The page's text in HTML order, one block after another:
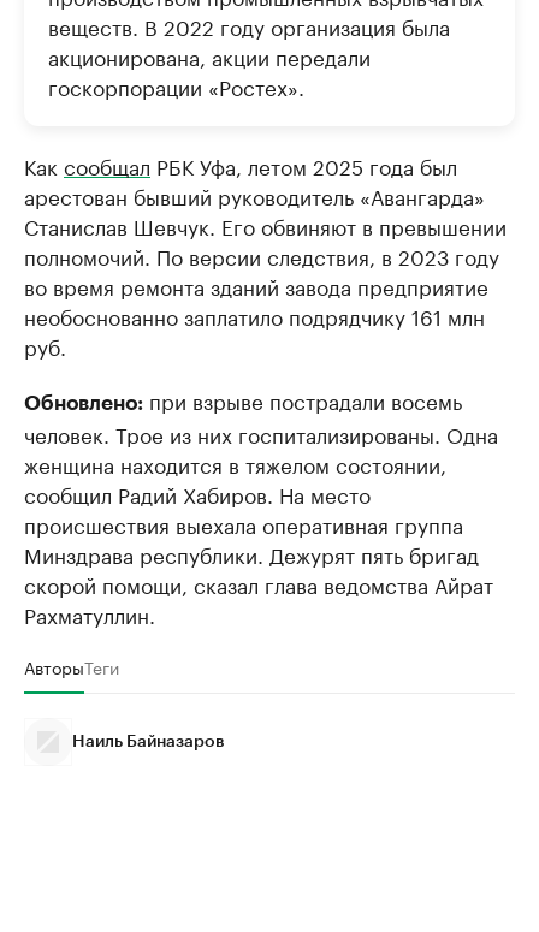
веществ. В 2022 году организация была
акционирована, акции передали
госкорпорации «Ростех».
Как сообщал РБК Уфа, летом 2025 года был
арестован бывший руководитель «Авангарда»
Станислав Шевчук. Его обвиняют в превышении
полномочий. По версии следствия, в 2023 году
во время ремонта зданий завода предприятие
необоснованно заплатило подрядчику 161 млн
руб.
Обновлено: при взрыве пострадали восемь
человек. Трое из них госпитализированы. Одна
женщина находится в тяжелом состоянии,
сообщил Радий Хабиров. На место
происшествия выехала оперативная группа
Минздрава республики. Дежурят пять бригад
скорой помощи, сказал глава ведомства Айрат
Рахматуллин.
АвторыТеги
Наиль Байназаров